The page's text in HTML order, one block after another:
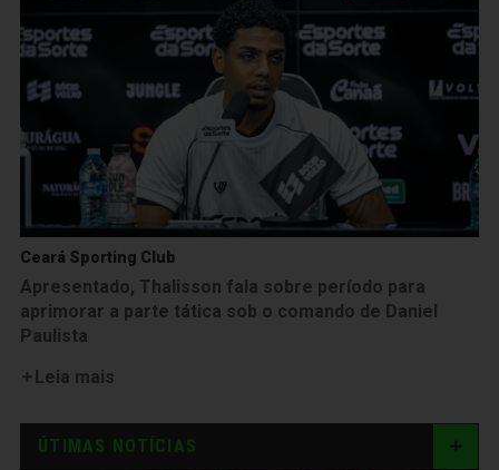
Ceará Sporting Club
Apresentado, Thalisson fala sobre período para
aprimorar a parte tática sob o comando de Daniel
Paulista
Leia mais
ÚTIMAS NOTÍCIAS